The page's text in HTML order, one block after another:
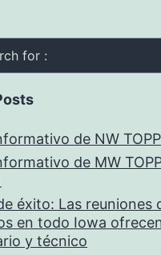
for :
de NW
de MW
éxito: Las reuniones
en todo Iowa
y técnico